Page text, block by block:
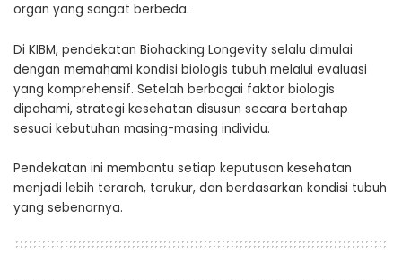
organ yang sangat berbeda.
Di KIBM, pendekatan Biohacking Longevity selalu dimulai
dengan memahami kondisi biologis tubuh melalui evaluasi
yang komprehensif. Setelah berbagai faktor biologis
dipahami, strategi kesehatan disusun secara bertahap
sesuai kebutuhan masing-masing individu.
Pendekatan ini membantu setiap keputusan kesehatan
menjadi lebih terarah, terukur, dan berdasarkan kondisi tubuh
yang sebenarnya.